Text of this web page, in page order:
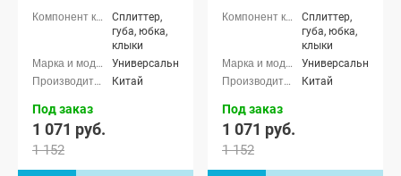
Сплиттер,
губа, юбка,
клыки
Универсальные
Китай
Под заказ
1 071 руб.
1 152
Сплиттер,
губа, юбка,
клыки
Универсальные
Китай
Под заказ
1 071 руб.
1 152